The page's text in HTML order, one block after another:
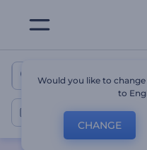
Would you like to
to
CHANGE